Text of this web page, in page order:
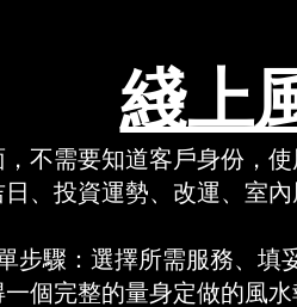
綫上
不需要知道客戶身份，
、投資運勢、改運、室
步驟：選擇所需服務、填
個完整的量身定做的風水